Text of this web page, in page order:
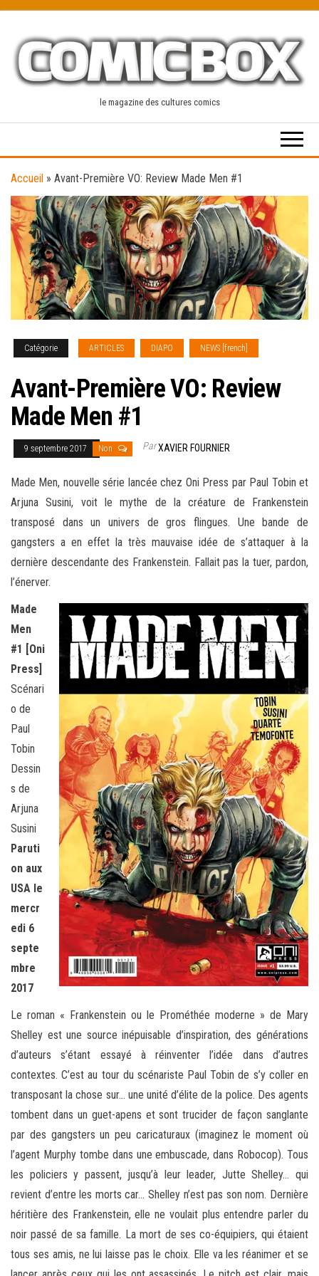
content
le magazine des cultures comics
Accueil » Avant-Première VO: Review Made Men #1
Catégorie ARTICLES DIAPO NEWS [french]
Avant-Première VO: Review
Made Men #1
9 septembre 2017 Non ParXAVIER FOURNIER
Made Men, nouvelle série lancée chez Oni Press par Paul Tobin et
Arjuna Susini, voit le mythe de la créature de Frankenstein
transposé dans un univers de gros flingues. Une bande de
gangsters a en effet la très mauvaise idée de s’attaquer à la
dernière descendante des Frankenstein. Fallait pas la tuer, pardon,
l’énerver.
Made
Men
#1 [Oni
Press]
Scénari
o de
Paul
Tobin
Dessin
s de
Arjuna
Susini
Paruti
on aux
USA le
mercr
edi 6
septe
mbre
2017
Le roman « Frankenstein ou le Prométhée moderne » de Mary
Shelley est une source inépuisable d’inspiration, des générations
d’auteurs s’étant essayé à réinventer l’idée dans d’autres
contextes. C’est au tour du scénariste Paul Tobin de s’y coller en
transposant la chose sur… une unité d’élite de la police. Des agents
tombent dans un guet-apens et sont trucider de façon sanglante
par des gangsters un peu caricaturaux (imaginez le moment où
l’agent Murphy tombe dans une embuscade, dans Robocop). Tous
les policiers y passent, jusqu’à leur leader, Jutte Shelley… qui
revient d’entre les morts car… Shelley n’est pas son nom. Dernière
héritière des Frankenstein, elle ne voulait plus entendre parler du
noir passé de sa famille. La mort de ses co-équipiers, qui étaient
tous ses amis, ne lui laisse pas le choix. Elle va les réanimer et se